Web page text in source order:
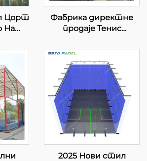
Цорт
На
Фабрика директне
продаје Тенис
затвореном
простору
Најпродаванији
оптни панорамски
паделни корт 001-3
2025 Нови стил